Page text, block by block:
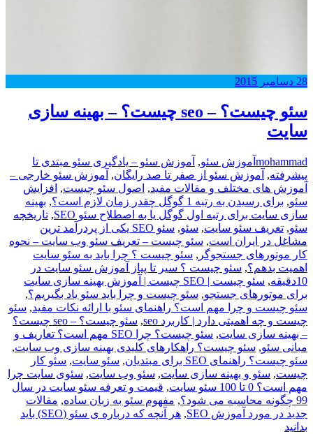
28 دسامبر 2015
سئو چیست؟ – seo چیست؟ – بهینه سازی
سایت
mohammad آموزش سئو, آموزش سئو – یادگیری سئو مبتدی تا
پیشرفته, آموزش سئو از صفر تا صد رایگان, آموزش سئو خارجی –
آموزش های مختلف و مقالات مفید, اصول سئو چیست, افزایش
سئو, برای رسیدن به رتبه 1 گوگل چقدر زمان لازم است؟ , بهینه
سازی سایت برای رتبه اول گوگل یا به اصطلاح سئو SEO
, تاریخچه
سئو,
, سئو,
سئو SEO یکی از پردرآمد ترین
مشاغل در ایران است, سئو چیست – تعریف سئو وب سایت – نحوه
کار موتورهای جستجوگر , سئو چیست ؟ چرا باید به سئو سایت
اهمیت بدهم؟, سئو چیست ؟ سیر تا پیاز آموزش سئو سایت در
10دقیقه
,
سئو چیست | SEO چیست | آموزش بهینه سازی سایت
برای موتورهای جستجو, سئو چیست و چرا باید سئو یاد بگیریم؟,
سئو چیست و چرا مهم است؟ راهنمای سئو با ارائه نکات مفید, سئو
چیست و چه اهمیتی دارد | کاربرد seo
,
سئو چیست؟ – seo چیست؟
– بهینه سازی سایت,
سئو چیست؟ چرا SEO مهم است؟ تعاریف و
مبانی سئو, سئو چیست؟ راهکارهای کلیدی بهینه سازی وب سایت,
سئو چیست؟ راهنمای SEO برای مبتدیان
, سئو سایت, سئو کار
چیست, سئو و بهینه سازی سایت, سئو وب سایت, سئوی سایت چرا
مهم است؟ 0 تا 100 سئو سایت
, قیمت و تعرفه سئو سایت در سال
99 چگونه محاسبه می شود؟
, مفهوم سئو به زبان ساده, مقالات
جدید در مورد آموزش SEO
,
هر آنچه که درباره ی سئو (SEO) باید
بدانید